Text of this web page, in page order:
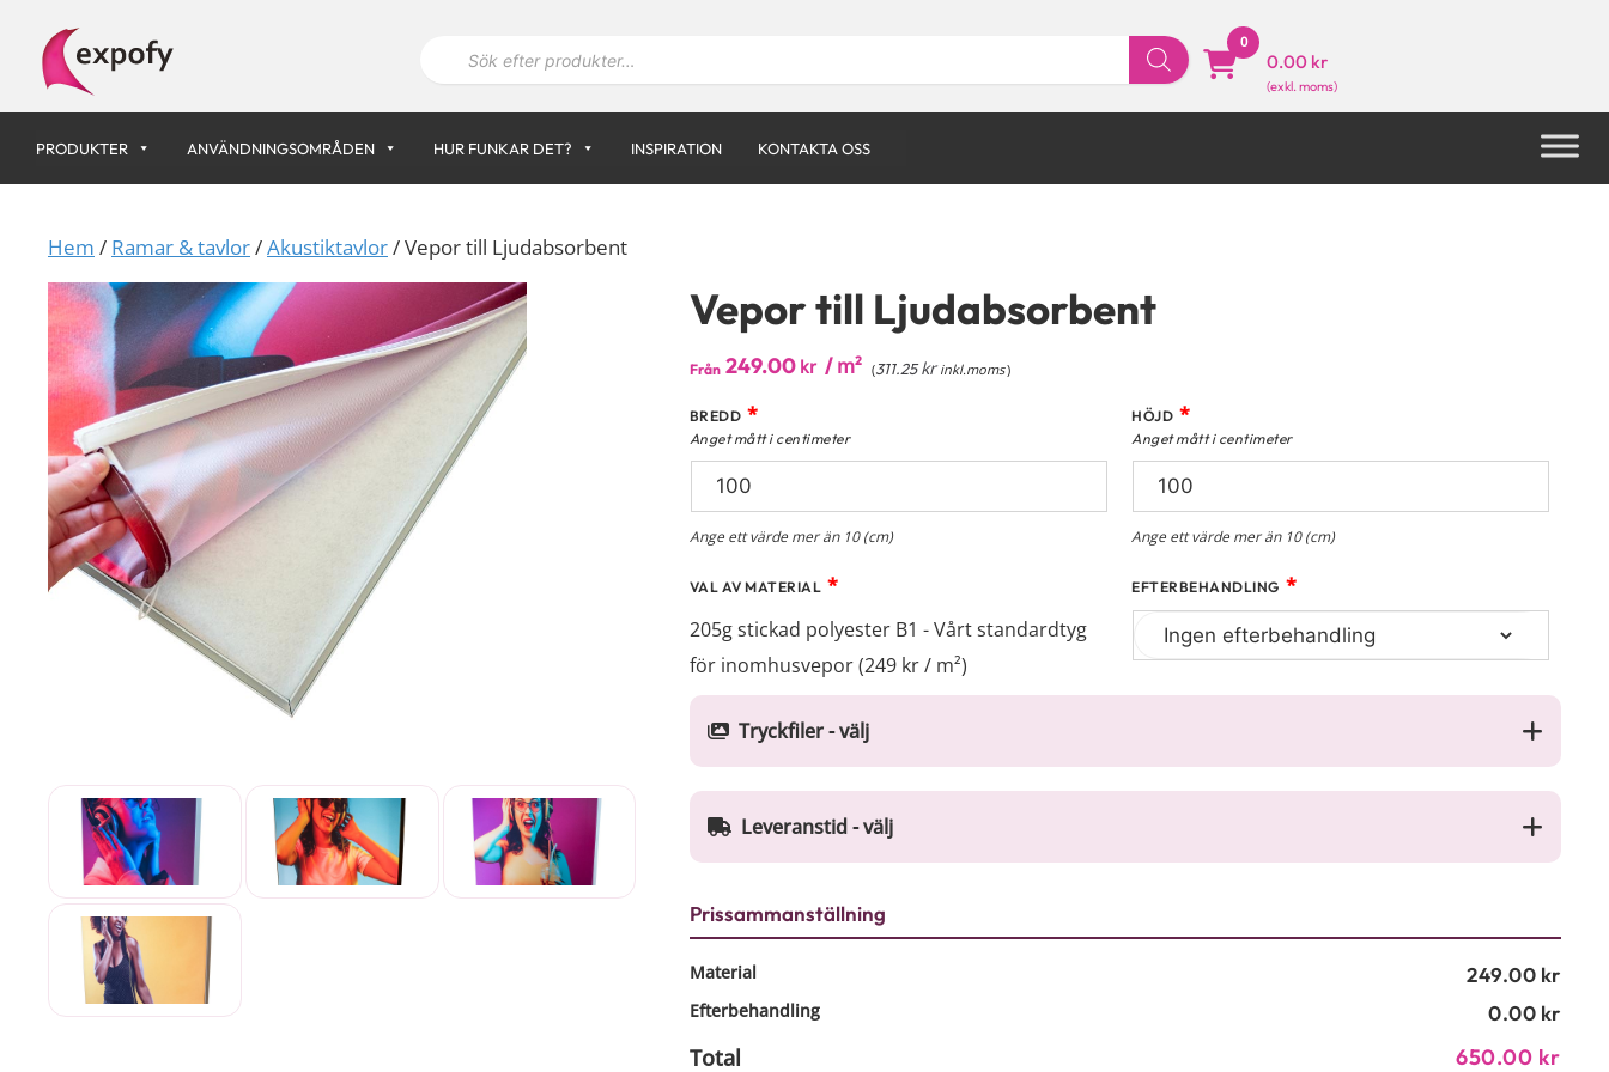
innehåll
u
i
n
0
0.00 kr
PRODUKTER ANVÄNDNINGSOMRÅDEN HUR FUNKAR DET? INSPIRATION KONTAKTA OSS
Hem / Ramar & tavlor/Akustiktavlor/ Vepor till Ljudabsorbent
Vepor till Ljudabsorbent
Från 249.00 kr /m² (311.25kr inkl.moms)
BREDD *
Anget mått i centimeter
Ange ett värde mer än 10 (cm)
HÖJD *
Anget mått i centimeter
Ange ett värde mer än 10 (cm)
VAL AV MATERIAL *
205g stickad polyester B1 - Vårt standardtyg
för inomhusvepor (249 kr / m²)
EFTERBEHANDLING *
Tryckfiler - välj
Leveranstid - välj
Prissammanställning
Material 249.00 kr
Efterbehandling 0.00 kr
Total 650.00 kr